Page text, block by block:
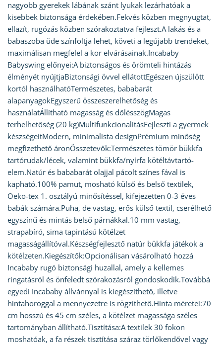
nagyobb gyerekek lábának szánt lyukak lezárhatóak a
kisebbek biztonsága érdekében.Fekvés közben megnyugtat,
ellazít, rugózás közben szórakoztatva fejleszt.A lakás és a
babaszoba üde színfoltja lehet, követi a legújabb trendeket,
maximálisan megfelel a kor elvárásainak.Incababy
Babyswing előnyei:A biztonságos és örömteli hintázás
élményét nyújtjaBiztonsági övvel ellátottEgészen újszülött
kortól használhatóTermészetes, bababarát
alapanyagokEgyszerű összeszerelhetőség és
használatÁllítható magasság és dőlésszögMagas
terhelhetőség (20 kg)MultifunkcionalitásFejleszti a gyermek
készségeitModern, minimalista designPrémium minőség
megfizethető áronÖsszetevők:Természetes tömör bükkfa
tartórudak/lécek, valamint bükkfa/nyírfa kötéltávtartó-
elem.Natúr és bababarát olajjal pácolt színes fával is
kapható.100% pamut, mosható külső és belső textilek,
Oeko-tex 1. osztályú minősítéssel, kifejezetten 0-3 éves
babák számára.Puha, de vastag, erős külső textil, cserélhető
egyszínű és mintás belső párnákkal.10 mm vastag,
strapabíró, sima tapintású kötélzet
magasságállítóval.Készségfejlesztő natúr bükkfa játékok a
kötélzeten.Kiegészítők:Opcionálisan vásárolható hozzá
Incababy rugó biztonsági huzallal, amely a kellemes
ringatásról és önfeledt szórakozásról gondoskodik.Továbbá
egyedi Incababy állvánnyal is kiegészíthető, illetve
hintahoroggal a mennyezetre is rögzíthető.Hinta méretei:70
cm hosszú és 45 cm széles, a kötélzet magassága széles
tartományban állítható.Tisztítása:A textilek 30 fokon
moshatóak, a fa részek tisztítása száraz törlőkendővel vagy